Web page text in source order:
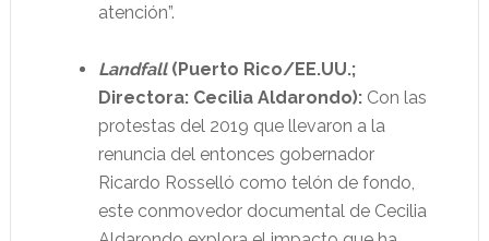
atención”.
Landfall (Puerto Rico/EE.UU.;
Directora: Cecilia Aldarondo): Con las
protestas del 2019 que llevaron a la
renuncia del entonces gobernador
Ricardo Rosselló como telón de fondo,
este conmovedor documental de Cecilia